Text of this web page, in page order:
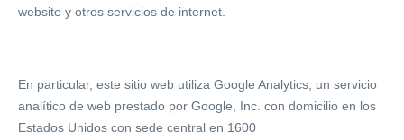
website y otros servicios de internet.
En particular, este sitio web utiliza Google Analytics, un servicio
analítico de web prestado por Google, Inc. con domicilio en los
Estados Unidos con sede central en 1600